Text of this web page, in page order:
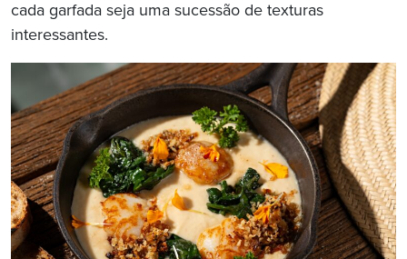
cada garfada seja uma sucessão de texturas
interessantes.